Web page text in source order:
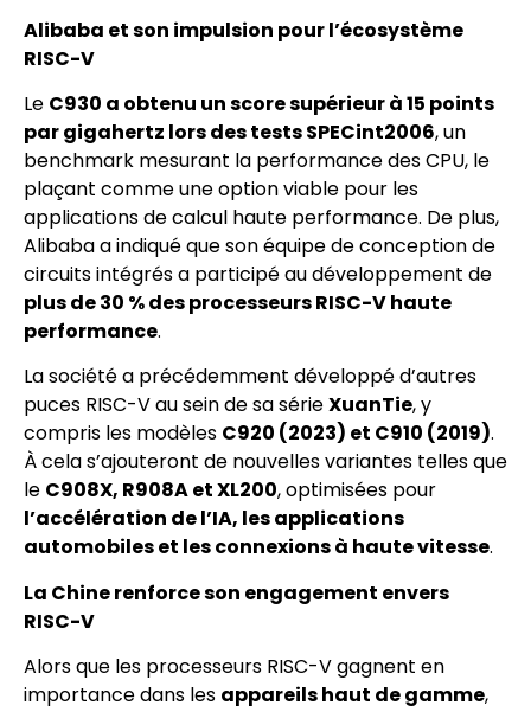
Alibaba et son impulsion pour l’écosystème
RISC-V
Le C930 a obtenu un score supérieur à 15 points
par gigahertz lors des tests SPECint2006, un
benchmark mesurant la performance des CPU, le
plaçant comme une option viable pour les
applications de calcul haute performance. De plus,
Alibaba a indiqué que son équipe de conception de
circuits intégrés a participé au développement de
plus de 30 % des processeurs RISC-V haute
performance.
La société a précédemment développé d’autres
puces RISC-V au sein de sa sérieXuanTie, y
compris les modèles C920 (2023) et C910 (2019).
À cela s’ajouteront de nouvelles variantes telles que
le C908X, R908A et XL200, optimisées pour
l’accélération de l’IA, les applications
automobiles et les connexions à haute vitesse.
La Chine renforce son engagement envers
RISC-V
Alors que les processeurs RISC-V gagnent en
importance dans les appareils haut de gamme,